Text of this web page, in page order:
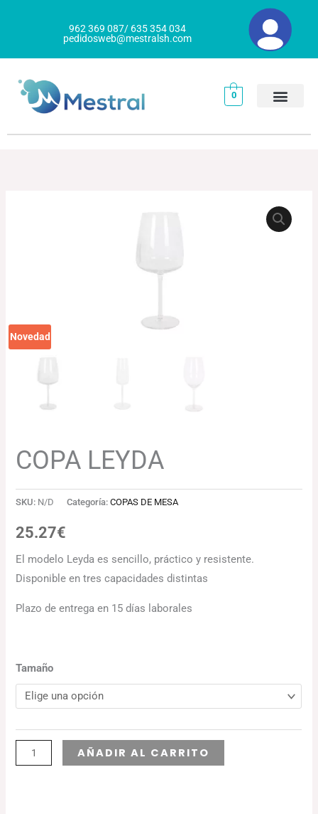
962 369 087/ 635 354 034
pedidosweb@mestralsh.com
0
Novedad
COPA LEYDA
SKU: N/D Categoría:COPAS DE MESA
25.27€
El modelo Leyda es sencillo, práctico y resistente.
Disponible en tres capacidades distintas
Plazo de entrega en 15 días laborales
Tamaño
AÑADIR AL CARRITO